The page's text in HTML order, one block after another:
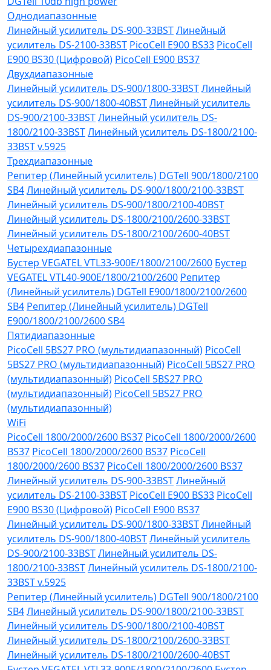
Однодиапазонные
Линейный усилитель DS-900-33BSTЛинейный
усилитель DS-2100-33BST PicoCell E900 BS33 PicoCell
E900 BS30 (Цифровой) PicoCell E900 BS37
Двухдиапазонные
Линейный усилитель DS-900/1800-33BSTЛинейный
усилитель DS-900/1800-40BSTЛинейный усилитель
DS-900/2100-33BSTЛинейный усилитель DS-
1800/2100-33BSTЛинейный усилитель DS-1800/2100-
33BST v.5925
Трехдиапазонные
Репитер (Линейный усилитель) DGTell 900/1800/2100
SB4Линейный усилитель DS-900/1800/2100-33BST
Линейный усилитель DS-900/1800/2100-40BST
Линейный усилитель DS-1800/2100/2600-33BST
Линейный усилитель DS-1800/2100/2600-40BST
Четырехдиапазонные
Бустер VEGATEL VTL33-900E/1800/2100/2600 Бустер
VEGATEL VTL40-900E/1800/2100/2600 Репитер
(Линейный усилитель) DGTell Е900/1800/2100/2600
SB4 Репитер (Линейный усилитель) DGTell
Е900/1800/2100/2600 SB4
Пятидиапазонные
PicoCell 5BS27 PRO (мультидиапазонный) PicoCell
5BS27 PRO (мультидиапазонный) PicoCell 5BS27 PRO
(мультидиапазонный) PicoCell 5BS27 PRO
(мультидиапазонный) PicoCell 5BS27 PRO
(мультидиапазонный)
WiFi
PicoCell 1800/2000/2600 BS37 PicoCell 1800/2000/2600
BS37 PicoCell 1800/2000/2600 BS37 PicoCell
1800/2000/2600 BS37 PicoCell 1800/2000/2600 BS37
Линейный усилитель DS-900-33BSTЛинейный
усилитель DS-2100-33BST PicoCell E900 BS33 PicoCell
E900 BS30 (Цифровой) PicoCell E900 BS37
Линейный усилитель DS-900/1800-33BSTЛинейный
усилитель DS-900/1800-40BSTЛинейный усилитель
DS-900/2100-33BSTЛинейный усилитель DS-
1800/2100-33BSTЛинейный усилитель DS-1800/2100-
33BST v.5925
Репитер (Линейный усилитель) DGTell 900/1800/2100
SB4Линейный усилитель DS-900/1800/2100-33BST
Линейный усилитель DS-900/1800/2100-40BST
Линейный усилитель DS-1800/2100/2600-33BST
Линейный усилитель DS-1800/2100/2600-40BST